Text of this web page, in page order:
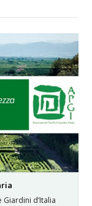
Giardini d’Italia